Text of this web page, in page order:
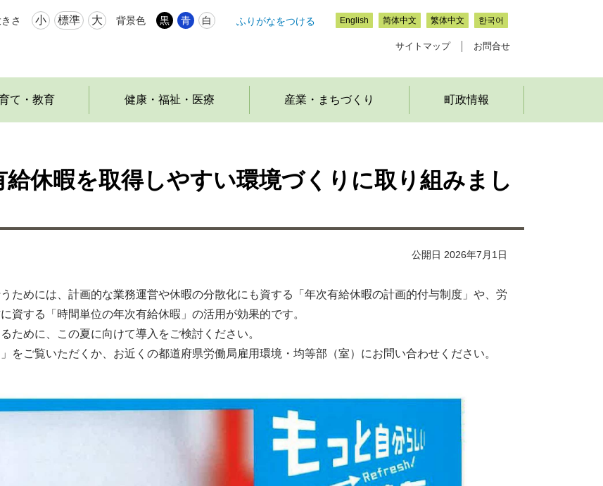
さ 小 標準 大 背景色 黒 青 白 ふりがなをつける English 简体中文 繁体中文 한국어
サイトマップ お問合せ
て・教育 健康・福祉・医療 産業・まちづくり 町政情報
給休暇を取得しやすい環境づくりに取り組みまし
公開日 2026年7月1日
ためには、計画的な業務運営や休暇の分散化にも資する「年次有給休暇の計画的付与制度」や、労
資する「時間単位の年次有給休暇」の活用が効果的です。
めに、この夏に向けて導入をご検討ください。
ご覧いただくか、お近くの都道府県労働局雇用環境・均等部（室）にお問い合わせください。